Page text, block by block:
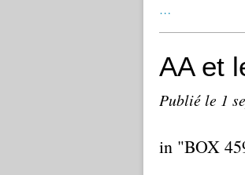
…
AA et
Publié le 1
in "BOX